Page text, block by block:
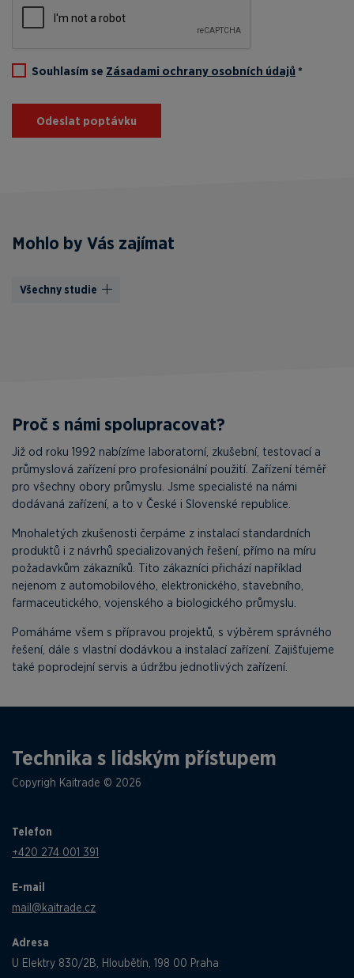
Souhlasím se Zásadami ochrany osobních údajů *
Odeslat poptávku
Mohlo by Vás zajímat
Všechny studie
Proč s námi spolupracovat?
Již od roku 1992 nabízíme laboratorní, zkušební, testovací a
průmyslová zařízení pro profesionální použití. Zařízení téměř
pro všechny obory průmyslu. Jsme specialisté na námi
dodávaná zařízení, a to v České i Slovenské republice.
Mnohaletých zkušenosti čerpáme z instalací standardních
produktů i z návrhů specializovaných řešení, přímo na míru
požadavkům zákazníků. Tito zákazníci přichází například
nejenom z automobilového, elektronického, stavebního,
farmaceutického, vojenského a biologického průmyslu.
Pomáháme všem s přípravou projektů, s výběrem správného
řešení, dále s vlastní dodávkou a instalací zařízení. Zajišťujeme
také poprodejní servis a údržbu jednotlivých zařízení.
Technika s lidským přístupem
Copyrigh Kaitrade © 2026
Telefon
+420 274 001 391
E-mail
mail@kaitrade.cz
Adresa
U Elektry 830/2B, Hloubětín, 198 00 Praha